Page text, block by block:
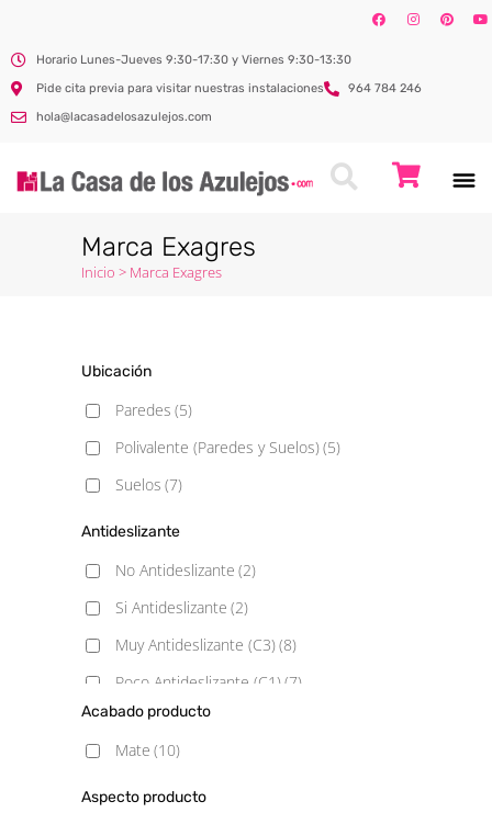
Horario Lunes-Jueves 9:30-17:30 y Viernes 9:30-13:30
Pide cita previa para visitar nuestras instalaciones
964 784 246
hola@lacasadelosazulejos.com
Marca Exagres
Inicio > Marca Exagres
Ubicación
Paredes (5)
Polivalente (Paredes y Suelos)(5)
Suelos (7)
Antideslizante
No Antideslizante (2)
Si Antideslizante (2)
Muy Antideslizante (C3)(8)
Poco Antideslizante (C1)(7)
Acabado producto
Mate (10)
Aspecto producto